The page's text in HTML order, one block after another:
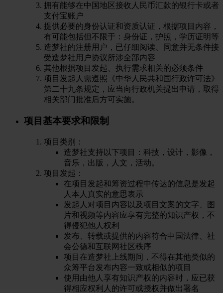
拥有能够在中国地区接收人民币汇款的银行卡或者
支付宝账户
提供必要的身份认证和资质认证，根据项目内容，
有可能包括但不限于：身份证，护照，学历证明等
造梦社的注册用户，已仔细阅读、同意并无条件接
受造梦社用户协议所涉全部内容
其他根据项目发起、执行需求相关的必须条件
项目发起人需遵照《中华人民共和国行政许可法》
第二十九条规定，应当向行政机关提出申请，取得
相关部门批准后方可实施。
项目基本要求和限制
项目类别：
造梦社支持以下项目：科技，设计，影像，
音乐，出版，人文，活动。
项目发起：
在项目发起和筹资过程中传达的信息是发起
人本人真实的意思表示
发起人对项目内容以及项目文案的文字、图
片和视频等内容应享有完整的知识产权，不
得侵犯他人权利
发布、转载或提供的内容符合中国法律、社
会公德和互联网社区秩序
项目在造梦社上线期间，不得在其他类似的
众筹平台发布内容一致或相似的项目
使用由他人享有知识产权的内容时，应已获
得相应权利人的许可或授权并做出署名